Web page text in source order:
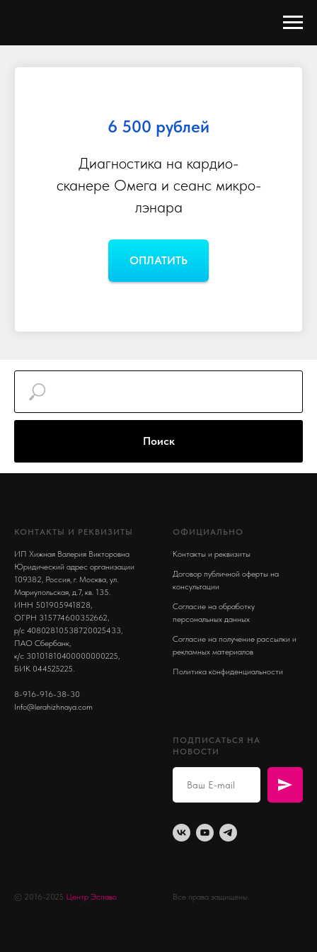
6 500 рублей
Диагностика на кардио-
сканере Омега и сеанс микро-
лэнара
ОПЛАТИТЬ
Поиск
КОНТАКТЫ И РЕКВИЗИТЫ
ИП Хижная Валерия Викторовна
Юридический адрес организации
109382, Россия, г. Москва, ул.
Мариупольская, д.7, кв. 135.
ИНН 501905941828,
ОГРН 315774600352662,
р/с 40802810538720025433,
ПАО Сбербанк,
к/с 30101810400000000225,
БИК 044525225.
8-916-916-38-30
Info@lerahizhnaya.com
ОФИЦИАЛЬНО
Контакты и реквизиты
Договор публичной оферты на
консультации
Согласие на обработку
персональных данных
Согласие на получение рассылки и
рекламных материалов
Политика конфиденциальности
ПОДПИСАТЬСЯ НА
НОВОСТИ
© 2016-2025 Центр Эспаво Все права защищены.